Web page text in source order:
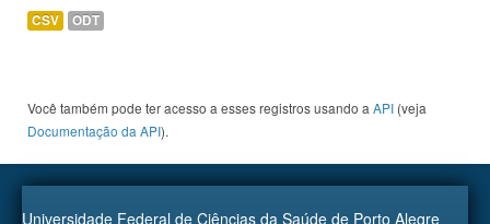
CSV ODT
Você também pode ter acesso a esses registros usando a API (veja
Documentação da API).
Universidade Federal de Ciências da Saúde de Porto Alegre